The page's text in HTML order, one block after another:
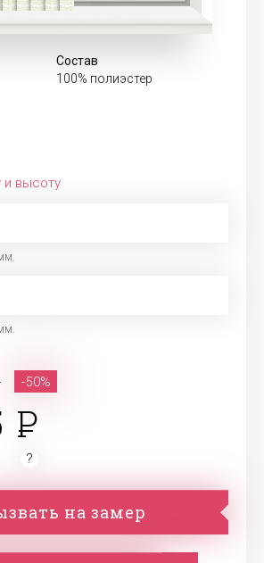
Состав
100% полиэстер
и высоту
-50%
на замер